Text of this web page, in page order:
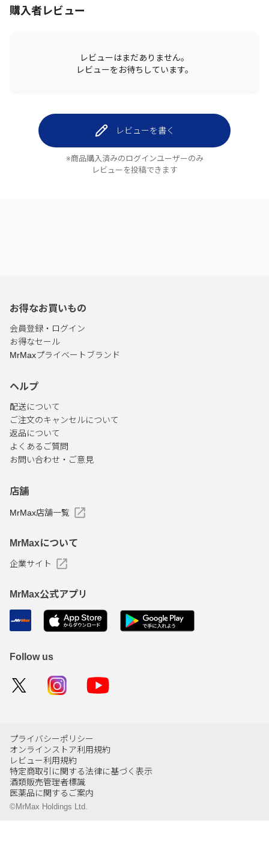
購入者レビュー
レビューはまだありません。
レビューをお待ちしています。
レビューを書く
※商品購入済みのログインユーザーのみ
レビューを投稿できます
お得なお買いもの
会員登録・ログイン
お得なセール
MrMaxプライベートブランド
ヘルプ
配送について
ご注文のキャンセルについて
返品について
よくあるご質問
お問い合わせ・ご意見
店舗
MrMax店舗一覧
MrMaxについて
企業サイト
MrMax公式アプリ
Follow us
プライバシーポリシー
オンラインストア利用規約
レビュー利用規約
特定商取引に関する法律に基づく表示
酒類販売管理者標識
医薬品に関するご案内
©MrMax Holdings Ltd.